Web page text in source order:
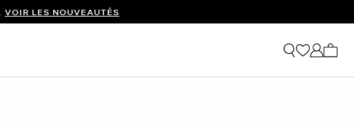
VOIR LES NOUVEAUTÉS